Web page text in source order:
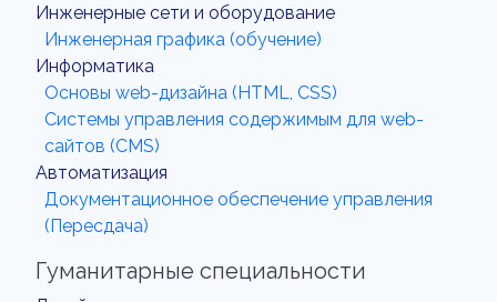
Инженерные сети и оборудование
Инженерная графика (обучение)
Информатика
Основы web-дизайна (HTML, CSS)
Системы управления содержимым для web-
сайтов (CMS)
Автоматизация
Документационное обеспечение управления
(Пересдача)
Гуманитарные специальности